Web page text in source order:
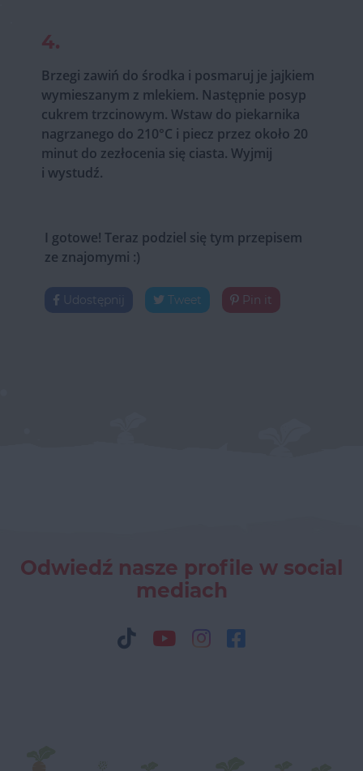
4.
Brzegi zawiń do środka i posmaruj je jajkiem
wymieszanym z mlekiem. Następnie posyp
cukrem trzcinowym. Wstaw do piekarnika
nagrzanego do 210°C i piecz przez około 20
minut do zezłocenia się ciasta. Wyjmij
i wystudź.
I gotowe! Teraz podziel się tym przepisem
ze znajomymi :)
Udostępnij Tweet Pin it
Odwiedź nasze profile w social
mediach